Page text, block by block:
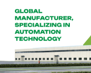
luận